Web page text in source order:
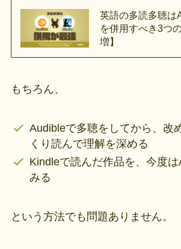
英語の多読多聴
を併用すべき3つ
増】
もちろん、
Audibleで多聴をしてから、改
くり読んで理解を深める
Kindleで読んだ作品を、今度
みる
という方法でも問題ありません。